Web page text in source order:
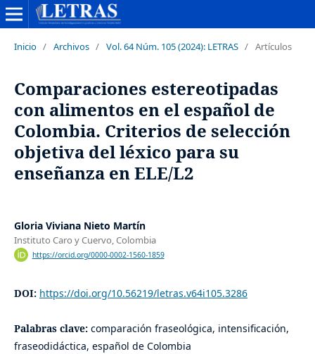
Inicio / Archivos / Vol. 64 Núm. 105 (2024): LETRAS / Artículos
Comparaciones estereotipadas
con alimentos en el español de
Colombia. Criterios de selección
objetiva del léxico para su
enseñanza en ELE/L2
Gloria Viviana Nieto Martín
Instituto Caro y Cuervo, Colombia
https://orcid.org/0000-0002-1560-1859
DOI: https://doi.org/10.56219/letras.v64i105.3286
Palabras clave: comparación fraseológica, intensificación,
fraseodidáctica, español de Colombia